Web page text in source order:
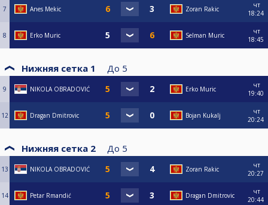
7 Anes Mekic Zoran Rakic
чт
18:24
8 Erko Muric Selman Muric
чт
18:45
Нижняя сетка 1 До 5
9 NIKOLA OBRADOVIĆ Erko Muric
чт
19:40
12 Dragan Dmitrovic Bojan Kukalj
чт
20:24
Нижняя сетка 2 До 5
13 NIKOLA OBRADOVIĆ Zoran Rakic
чт
20:27
14 Petar Rmandić Dragan Dmitrovic
чт
20:44